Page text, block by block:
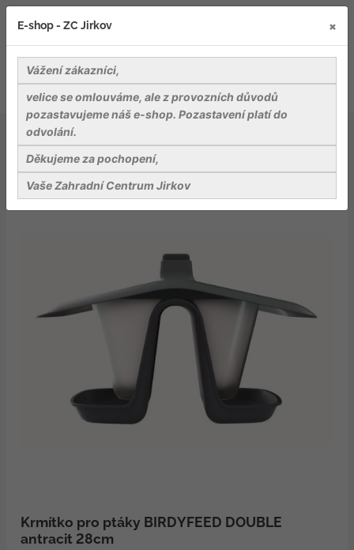
Krmiva a potřeby pro chovatele
Krmítko pro ptáky BIRDYFEED DOUBLE antracit 28cm
Krmítko pro ptáky BIRDYFEED DOUBLE
antracit 28cm
E-shop - ZC Jirkov ×
Vážení zákazníci,
velice se omlouváme, ale z provozních důvodů
pozastavujeme náš e-shop. Pozastavení platí do
odvolání.
Děkujeme za pochopení,
Vaše Zahradní Centrum Jirkov